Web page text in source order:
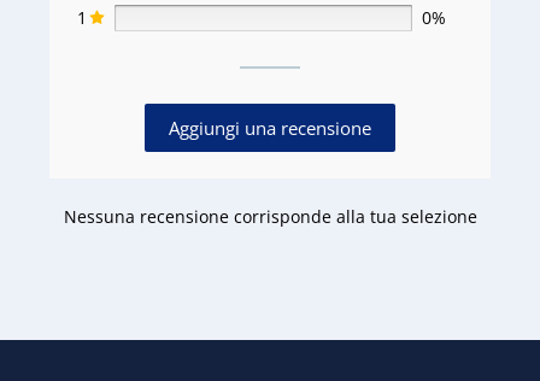
1
0%
Aggiungi una recensione
Nessuna recensione corrisponde alla tua selezione